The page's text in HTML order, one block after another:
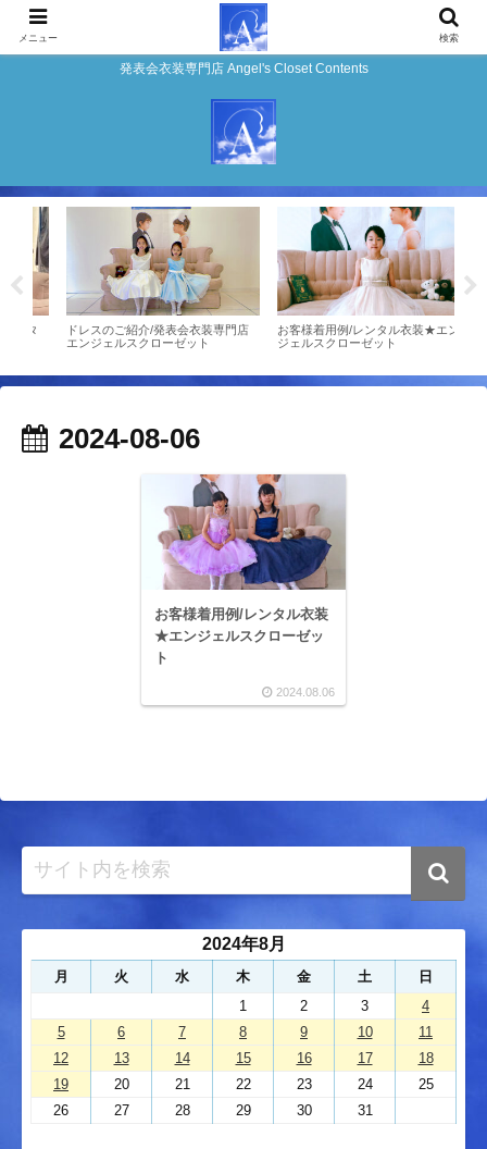
発表会衣装専門店 Angel's Closet Contents
ドレスのご紹介/発表会衣装専門店
エンジェルスクローゼット
お客様着用例/レンタル衣装★エン
ジェルスクローゼット
2024-08-06
お客様着用例/レンタル衣装
★エンジェルスクローゼッ
ト
2024.08.06
2024年8月
月 火 水 木 金 土
日
1
2 3
4
5
6 7 8 9 10
11
12
13 14 15 16 17
18
19
20 21 22 23 24
25
26
27 28 29 30 31
メニュー 検索